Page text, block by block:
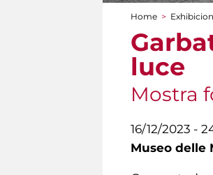
You are
Home >
luce
Mostra
16/12/2023 -
Museo delle